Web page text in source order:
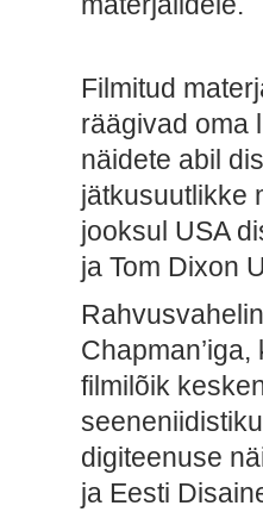
Filmitud
räägivad oma
näidete abil
jätkusuutlikke
jooksul USA
ja Tom Dixon
filmilõik
digiteenuse
ja Eesti